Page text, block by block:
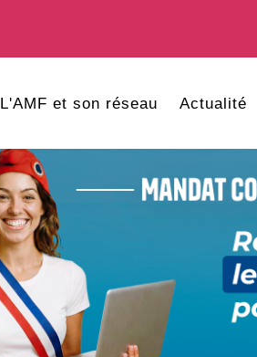
L'AMF et son réseau Actualité